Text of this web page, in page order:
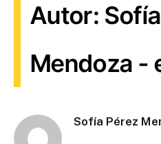
Autor:
Mendoza -
Sofía Pérez